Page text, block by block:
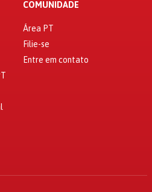
COMUNIDADE
Área PT
Filie-se
Entre em contato